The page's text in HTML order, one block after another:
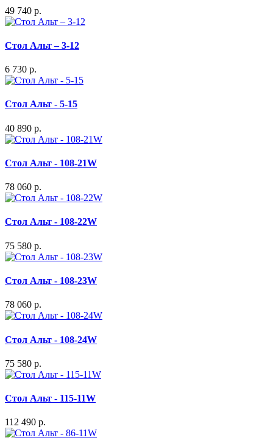
49 740 р.
Стол Альт – 3-12
6 730 р.
Стол Альт - 5-15
40 890 р.
Стол Альт - 108-21W
78 060 р.
Стол Альт - 108-22W
75 580 р.
Стол Альт - 108-23W
78 060 р.
Стол Альт - 108-24W
75 580 р.
Стол Альт - 115-11W
112 490 р.